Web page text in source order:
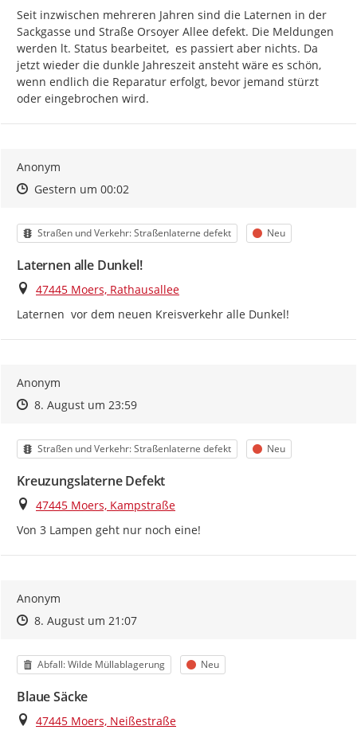
Seit inzwischen mehreren Jahren sind die Laternen in der
Sackgasse und Straße Orsoyer Allee defekt. Die Meldungen
werden lt. Status bearbeitet,  es passiert aber nichts. Da
jetzt wieder die dunkle Jahreszeit ansteht wäre es schön,
wenn endlich die Reparatur erfolgt, bevor jemand stürzt
oder eingebrochen wird.
Anonym
Zeitpunkt des Erstellens
Zeitpunkt des Erstellens
Gestern um 00:02Zur Äußerung
Kategorie
Straßen und Verkehr: Straßenlaterne defekt Status
Neu
Laternen alle Dunkel!
Ort
47445 Moers, Rathausallee
Laternen  vor dem neuen Kreisverkehr alle Dunkel!
Anonym
Zeitpunkt des Erstellens
Zeitpunkt des Erstellens
8. August um 23:59Zur Äußerung
Kategorie
Straßen und Verkehr: Straßenlaterne defekt Status
Neu
Kreuzungslaterne Defekt
Ort
47445 Moers, Kampstraße
Von 3 Lampen geht nur noch eine!
Anonym
Zeitpunkt des Erstellens
Zeitpunkt des Erstellens
8. August um 21:07Zur Äußerung
Kategorie
Abfall: Wilde Müllablagerung Status
Neu
Blaue Säcke
Ort
47445 Moers, Neißestraße